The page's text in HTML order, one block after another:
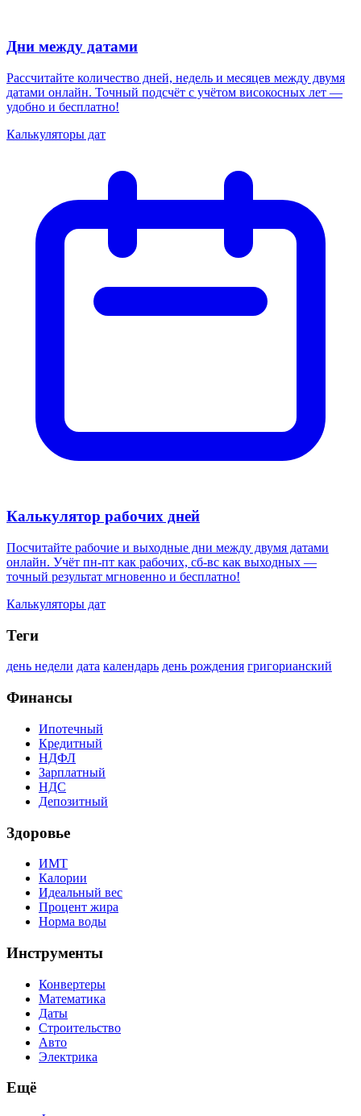
Дни между датами
Рассчитайте количество дней, недель и месяцев между двумя
датами онлайн. Точный подсчёт с учётом високосных лет —
удобно и бесплатно!
Калькуляторы дат
Калькулятор рабочих дней
Посчитайте рабочие и выходные дни между двумя датами
онлайн. Учёт пн-пт как рабочих, сб-вс как выходных —
точный результат мгновенно и бесплатно!
Калькуляторы дат
Теги
день недели дата календарь день рождения григорианский
Финансы
Ипотечный
Кредитный
НДФЛ
Зарплатный
НДС
Депозитный
Здоровье
ИМТ
Калории
Идеальный вес
Процент жира
Норма воды
Инструменты
Конвертеры
Математика
Даты
Строительство
Авто
Электрика
Ещё